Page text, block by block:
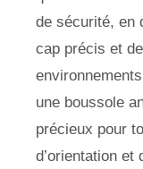
de sécurité, en
cap précis et
une boussole
précieux pour
d’orientation et